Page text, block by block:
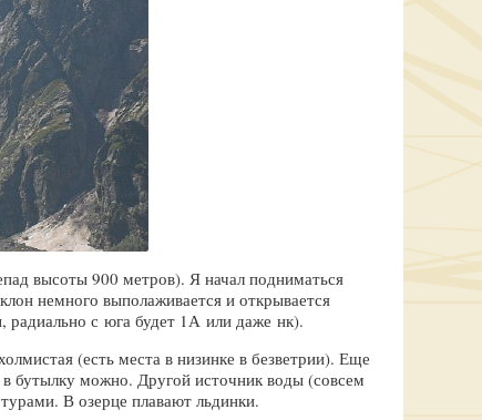
высоты 900 метров). Я начал подниматься
немного выполаживается и открывается
с юга будет 1А или даже нк).
(есть места в низинке в безветрии). Еще
бутылку можно. Другой источник воды (совсем
В озерце плавают льдинки.